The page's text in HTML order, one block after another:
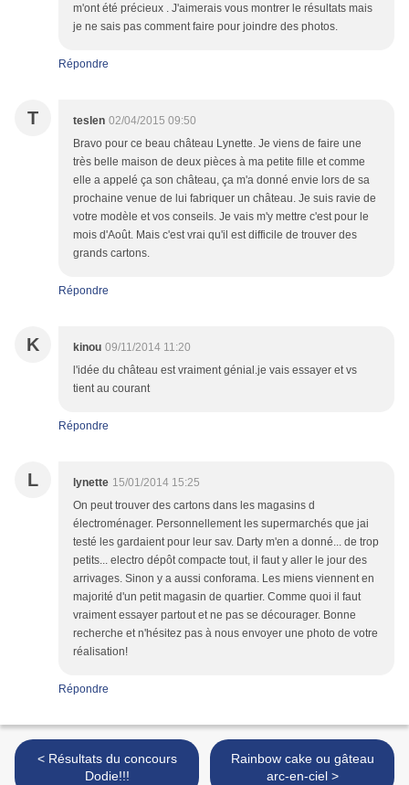
m'ont été précieux . J'aimerais vous montrer le résultats mais
je ne sais pas comment faire pour joindre des photos.
Répondre
T teslen 02/04/2015 09:50
Bravo pour ce beau château Lynette. Je viens de faire une
très belle maison de deux pièces à ma petite fille et comme
elle a appelé ça son château, ça m'a donné envie lors de sa
prochaine venue de lui fabriquer un château. Je suis ravie de
votre modèle et vos conseils. Je vais m'y mettre c'est pour le
mois d'Août. Mais c'est vrai qu'il est difficile de trouver des
grands cartons.
Répondre
K kinou 09/11/2014 11:20
l'idée du château est vraiment génial.je vais essayer et vs
tient au courant
Répondre
L lynette 15/01/2014 15:25
On peut trouver des cartons dans les magasins d
électroménager. Personnellement les supermarchés que jai
testé les gardaient pour leur sav. Darty m'en a donné... de trop
petits... electro dépôt compacte tout, il faut y aller le jour des
arrivages. Sinon y a aussi conforama. Les miens viennent en
majorité d'un petit magasin de quartier. Comme quoi il faut
vraiment essayer partout et ne pas se décourager. Bonne
recherche et n'hésitez pas à nous envoyer une photo de votre
réalisation!
Répondre
< Résultats du concours
Dodie!!!
Rainbow cake ou gâteau
arc-en-ciel >